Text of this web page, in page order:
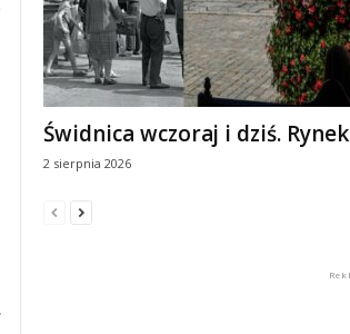
Świdnica wczoraj i dziś. Rynek
2 sierpnia 2026